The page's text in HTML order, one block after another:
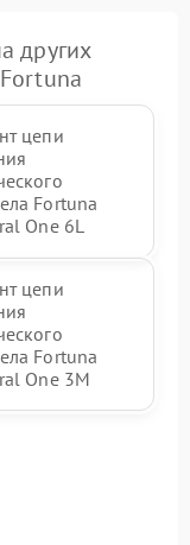
других
цепи
Fortuna
One 6L
цепи
Fortuna
One 3M